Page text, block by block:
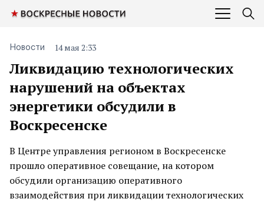
Ликвидацию технологических
нарушений на объектах
энергетики обсудили в
Воскресенске
Новости 14 мая 2:33
В Центре управления регионом в Воскресенске
прошло оперативное совещание, на котором
обсудили организацию оперативного
взаимодействия при ликвидации технологических